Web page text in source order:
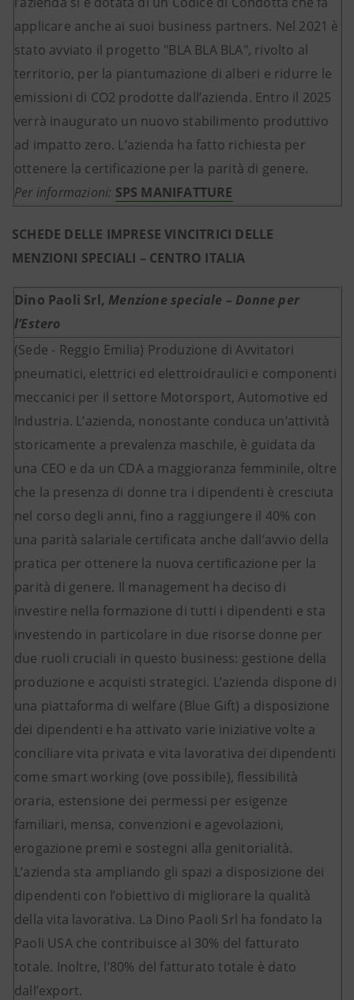
applicare anche ai suoi business partners. Nel 2021 è
stato avviato il progetto "BLA BLA BLA", rivolto al
territorio, per la piantumazione di alberi e ridurre le
emissioni di CO2 prodotte dall’azienda. Entro il 2025
verrà inaugurato un nuovo stabilimento produttivo
ad impatto zero. L’azienda ha fatto richiesta per
ottenere la certificazione per la parità di genere.
Per informazioni: SPS MANIFATTURE
SCHEDE DELLE IMPRESE VINCITRICI DELLE
MENZIONI SPECIALI – CENTRO ITALIA
Dino Paoli Srl, Menzione speciale – Donne per
l’Estero
(Sede - Reggio Emilia) Produzione di Avvitatori
pneumatici, elettrici ed elettroidraulici e componenti
meccanici per il settore Motorsport, Automotive ed
Industria. L’azienda, nonostante conduca un’attività
storicamente a prevalenza maschile, è guidata da
una CEO e da un CDA a maggioranza femminile, oltre
che la presenza di donne tra i dipendenti è cresciuta
nel corso degli anni, fino a raggiungere il 40% con
una parità salariale certificata anche dall’avvio della
pratica per ottenere la nuova certificazione per la
parità di genere. Il management ha deciso di
investire nella formazione di tutti i dipendenti e sta
investendo in particolare in due risorse donne per
due ruoli cruciali in questo business: gestione della
produzione e acquisti strategici. L’azienda dispone di
una piattaforma di welfare (Blue Gift) a disposizione
dei dipendenti e ha attivato varie iniziative volte a
conciliare vita privata e vita lavorativa dei dipendenti
come smart working (ove possibile), flessibilità
oraria, estensione dei permessi per esigenze
familiari, mensa, convenzioni e agevolazioni,
erogazione premi e sostegni alla genitorialità.
L’azienda sta ampliando gli spazi a disposizione dei
dipendenti con l’obiettivo di migliorare la qualità
della vita lavorativa. La Dino Paoli Srl ha fondato la
Paoli USA che contribuisce al 30% del fatturato
totale. Inoltre, l’80% del fatturato totale è dato
dall’export.